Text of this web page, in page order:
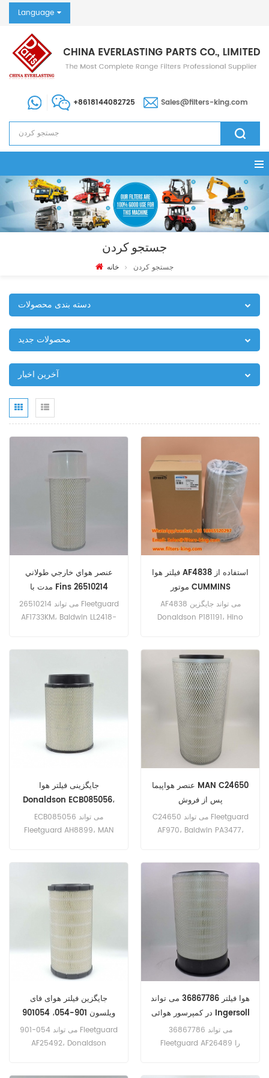
Language
+8618144082725 Sales@filters-king.com
جستجو کردن
خانه جستجو کردن
دسته بندی محصولات
محصولات جدید
آخرین اخبار
عنصر هواي خارجي طولاني
مدت با Fins 26510214
26510214 می تواند Fleetguard
AF1733KM، Baldwin LL2418-
فیلتر هوا AF4838 استفاده از
موتور CUMMINS
AF4838 می تواند جایگزین
Donaldson P181191، Hino
2446R312S2، Komatsu 600-
181-6820، میتسوبیشی
ME033603 باشد. نام قسمت:
فیلتر هوا شماره پورت: AF4838
نام تجاری: Fleetguard
جایگزینی فیلتر هوا
Donaldson ECB085056،
B085056
ECB085056 می تواند
Fleetguard AH8899، MAN
قسمت: فیلتر هوا شماره پورت:
ECB085056، B085056
مارک: دونالدسون
عنصر هواپیما MAN C24650
پس از فروش
C24650 می تواند Fleetguard
AF970، Baldwin PA3477،
HENSCHEL 195946201،
Faunfrch 746385، DAF
110376 را جایگزین کند. شماره
فیلتر هوا مارک: MANN
جایگزین فیلتر هوای فای
ویلسون 901-054، 901054
901-054 می تواند Fleetguard
AF25492، Donaldson
هوا فیلتر 36867786 می تواند
در کمپرسور هوائی Ingersoll
Rand استفاده شود36867786 می تواند
Fleetguard AF26489 را